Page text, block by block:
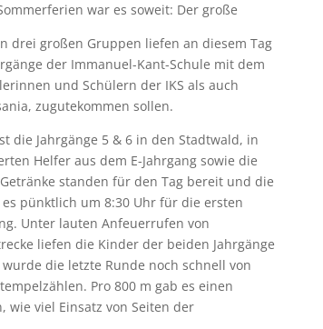
war es soweit: Der große
drei großen Gruppen liefen an diesem Tag
der Immanuel-Kant-Schule mit dem
und Schülern der IKS als auch
zugutekommen sollen.
die Jahrgänge 5 & 6 in den Stadtwald, in
Helfer aus dem E-Jahrgang sowie die
standen für den Tag bereit und die
pünktlich um 8:30 Uhr für die ersten
Unter lauten Anfeuerrufen von
liefen die Kinder der beiden Jahrgänge
die letzte Runde noch schnell von
Pro 800 m gab es einen
viel Einsatz von Seiten der